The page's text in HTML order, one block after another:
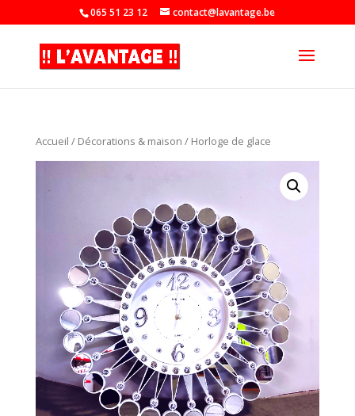
065 51 23 12 contact@lavantage.be
Accueil / Décorations & maison / Horloge de glace